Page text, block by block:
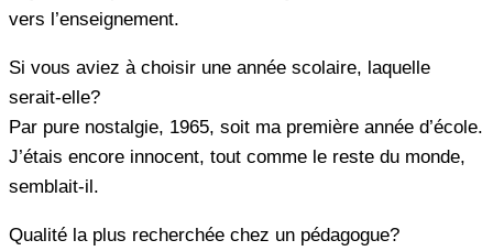
vers l’enseignement.
Si vous aviez à choisir une année scolaire, laquelle
serait-elle?
Par pure nostalgie, 1965, soit ma première année d’école.
J’étais encore innocent, tout comme le reste du monde,
semblait-il.
Qualité la plus recherchée chez un pédagogue?